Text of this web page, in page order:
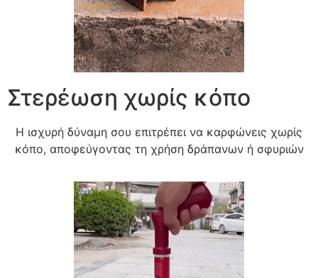
Στερέωση χωρίς κόπο
Η ισχυρή δύναμη σου επιτρέπει να καρφώνεις χωρίς
κόπο, αποφεύγοντας τη χρήση δράπανων ή σφυριών